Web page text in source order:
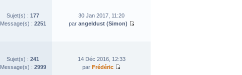
Sujet(s) : 177
Message(s) : 2251
30 Jan 2017, 11:20
par angeldust (Simon)
Sujet(s) : 241
Message(s) : 2999
14 Déc 2016, 12:33
par Frédéric